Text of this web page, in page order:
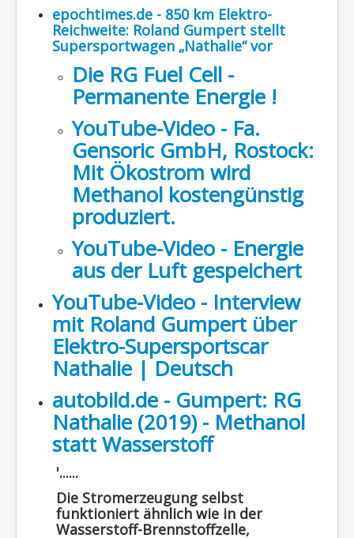
epochtimes.de - 850 km Elektro-
Reichweite: Roland Gumpert stellt
Supersportwagen „Nathalie“ vor
Die RG Fuel Cell -
Permanente Energie !
YouTube-Video - Fa.
Gensoric GmbH, Rostock:
Mit Ökostrom wird
Methanol kostengünstig
produziert.
YouTube-Video - Energie
aus der Luft gespeichert
YouTube-Video - Interview
mit Roland Gumpert über
Elektro-Supersportscar
Nathalie | Deutsch
autobild.de - Gumpert: RG
Nathalie (2019) - Methanol
statt Wasserstoff
'......
Die Stromerzeugung selbst
funktioniert ähnlich wie in der
Wasserstoff-Brennstoffzelle,